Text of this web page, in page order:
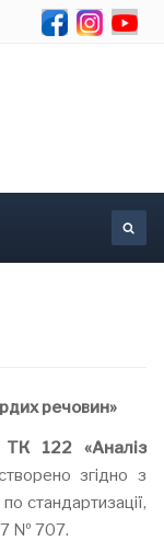
речовин»
ТК 122 «Аналіз
згідно з
стандартизації,
№ 707.